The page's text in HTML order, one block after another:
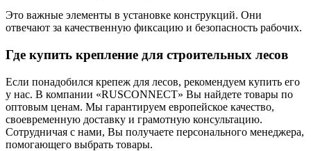
Это важные элементы в установке конструкций. Они
отвечают за качественную фиксацию и безопасность рабочих.
Где купить крепление для строительных лесов
Если понадобился крепеж для лесов, рекомендуем купить его
у нас. В компании «RUSCONNECT» Вы найдете товары по
оптовым ценам. Мы гарантируем европейское качество,
своевременную доставку и грамотную консультацию.
Сотрудничая с нами, Вы получаете персонального менеджера,
помогающего выбрать товары.